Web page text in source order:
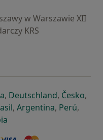
w Warszawie XII
KRS
karcie
się w nowej karcie
otwiera się w nowej
, Deutschlandotwiera się
, Česko,
karcie
w nowej karcie
się w nowej karcie
otwiera się w nowej
, Argentinaotwiera się
, Perú,